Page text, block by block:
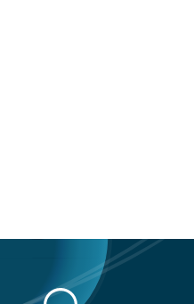
moderaten Anstieg
Gesamteinkommen
mussten, nahm die